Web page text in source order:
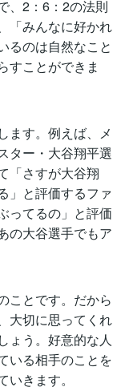
、2：6：2の法則
「みんなに好かれ
るのは自然なこと
すことができま
ます。例えば、メ
ター・大谷翔平選
「さすが大谷翔
」と評価するファ
ってるの」と評価
の大谷選手でもア
ことです。だから
大切に思ってくれ
ょう。好意的な人
いる相手のことを
きます。